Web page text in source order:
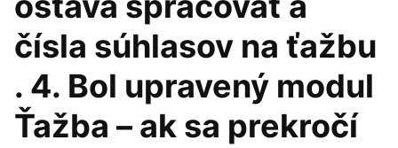
čísla súhlasov na ťažbu
. 4. Bol upravený modul
Ťažba – ak sa prekročí